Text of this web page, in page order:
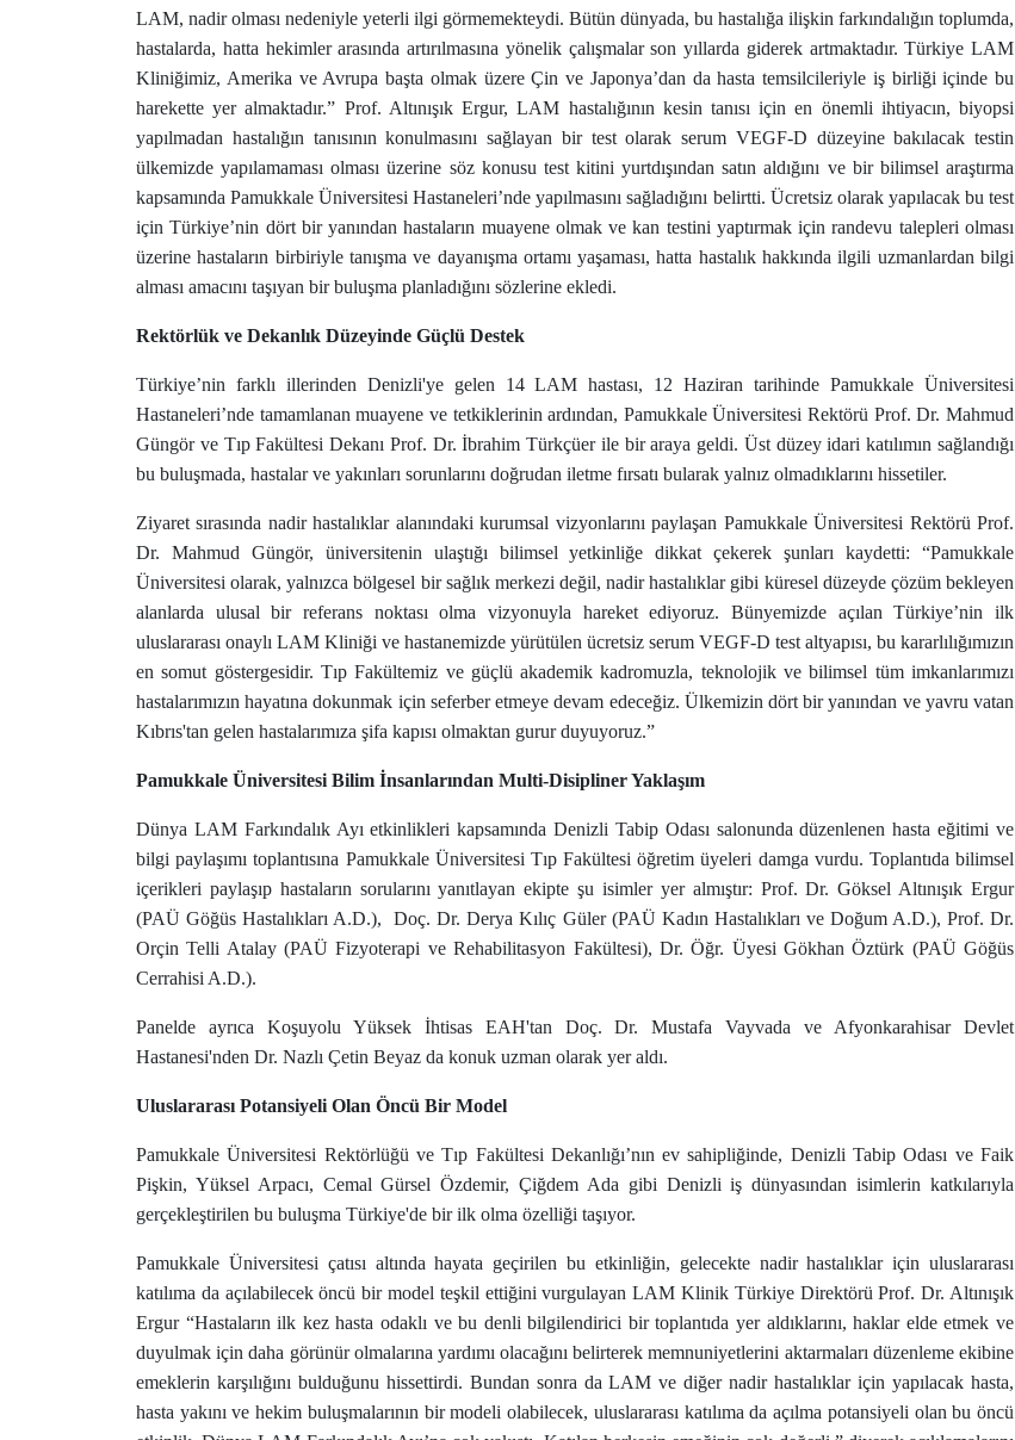
LAM, nadir olması nedeniyle yeterli ilgi görmemekteydi. Bütün dünyada, bu hastalığa ilişkin farkındalığın toplumda,
hastalarda, hatta hekimler arasında artırılmasına yönelik çalışmalar son yıllarda giderek artmaktadır. Türkiye LAM
Kliniğimiz, Amerika ve Avrupa başta olmak üzere Çin ve Japonya’dan da hasta temsilcileriyle iş birliği içinde bu
harekette yer almaktadır.” Prof. Altınışık Ergur, LAM hastalığının kesin tanısı için en önemli ihtiyacın, biyopsi
yapılmadan hastalığın tanısının konulmasını sağlayan bir test olarak serum VEGF-D düzeyine bakılacak testin
ülkemizde yapılamaması olması üzerine söz konusu test kitini yurtdışından satın aldığını ve bir bilimsel araştırma
kapsamında Pamukkale Üniversitesi Hastaneleri’nde yapılmasını sağladığını belirtti. Ücretsiz olarak yapılacak bu test
için Türkiye’nin dört bir yanından hastaların muayene olmak ve kan testini yaptırmak için randevu talepleri olması
üzerine hastaların birbiriyle tanışma ve dayanışma ortamı yaşaması, hatta hastalık hakkında ilgili uzmanlardan bilgi
alması amacını taşıyan bir buluşma planladığını sözlerine ekledi.
Rektörlük ve Dekanlık Düzeyinde Güçlü Destek
Türkiye’nin farklı illerinden Denizli'ye gelen 14 LAM hastası, 12 Haziran tarihinde Pamukkale Üniversitesi
Hastaneleri’nde tamamlanan muayene ve tetkiklerinin ardından, Pamukkale Üniversitesi Rektörü Prof. Dr. Mahmud
Güngör ve Tıp Fakültesi Dekanı Prof. Dr. İbrahim Türkçüer ile bir araya geldi. Üst düzey idari katılımın sağlandığı
bu buluşmada, hastalar ve yakınları sorunlarını doğrudan iletme fırsatı bularak yalnız olmadıklarını hissetiler.
Ziyaret sırasında nadir hastalıklar alanındaki kurumsal vizyonlarını paylaşan Pamukkale Üniversitesi Rektörü Prof.
Dr. Mahmud Güngör, üniversitenin ulaştığı bilimsel yetkinliğe dikkat çekerek şunları kaydetti: “Pamukkale
Üniversitesi olarak, yalnızca bölgesel bir sağlık merkezi değil, nadir hastalıklar gibi küresel düzeyde çözüm bekleyen
alanlarda ulusal bir referans noktası olma vizyonuyla hareket ediyoruz. Bünyemizde açılan Türkiye’nin ilk
uluslararası onaylı LAM Kliniği ve hastanemizde yürütülen ücretsiz serum VEGF-D test altyapısı, bu kararlılığımızın
en somut göstergesidir. Tıp Fakültemiz ve güçlü akademik kadromuzla, teknolojik ve bilimsel tüm imkanlarımızı
hastalarımızın hayatına dokunmak için seferber etmeye devam edeceğiz. Ülkemizin dört bir yanından ve yavru vatan
Kıbrıs'tan gelen hastalarımıza şifa kapısı olmaktan gurur duyuyoruz.”
Pamukkale Üniversitesi Bilim İnsanlarından Multi-Disipliner Yaklaşım
Dünya LAM Farkındalık Ayı etkinlikleri kapsamında Denizli Tabip Odası salonunda düzenlenen hasta eğitimi ve
bilgi paylaşımı toplantısına Pamukkale Üniversitesi Tıp Fakültesi öğretim üyeleri damga vurdu. Toplantıda bilimsel
içerikleri paylaşıp hastaların sorularını yanıtlayan ekipte şu isimler yer almıştır: Prof. Dr. Göksel Altınışık Ergur
(PAÜ Göğüs Hastalıkları A.D.), Doç. Dr. Derya Kılıç Güler (PAÜ Kadın Hastalıkları ve Doğum A.D.), Prof. Dr.
Orçin Telli Atalay (PAÜ Fizyoterapi ve Rehabilitasyon Fakültesi), Dr. Öğr. Üyesi Gökhan Öztürk (PAÜ Göğüs
Cerrahisi A.D.).
Panelde ayrıca Koşuyolu Yüksek İhtisas EAH'tan Doç. Dr. Mustafa Vayvada ve Afyonkarahisar Devlet
Hastanesi'nden Dr. Nazlı Çetin Beyaz da konuk uzman olarak yer aldı.
Uluslararası Potansiyeli Olan Öncü Bir Model
Pamukkale Üniversitesi Rektörlüğü ve Tıp Fakültesi Dekanlığı’nın ev sahipliğinde, Denizli Tabip Odası ve Faik
Pişkin, Yüksel Arpacı, Cemal Gürsel Özdemir, Çiğdem Ada gibi Denizli iş dünyasından isimlerin katkılarıyla
gerçekleştirilen bu buluşma Türkiye'de bir ilk olma özelliği taşıyor.
Pamukkale Üniversitesi çatısı altında hayata geçirilen bu etkinliğin, gelecekte nadir hastalıklar için uluslararası
katılıma da açılabilecek öncü bir model teşkil ettiğini vurgulayan LAM Klinik Türkiye Direktörü Prof. Dr. Altınışık
Ergur “Hastaların ilk kez hasta odaklı ve bu denli bilgilendirici bir toplantıda yer aldıklarını, haklar elde etmek ve
duyulmak için daha görünür olmalarına yardımı olacağını belirterek memnuniyetlerini aktarmaları düzenleme ekibine
emeklerin karşılığını bulduğunu hissettirdi. Bundan sonra da LAM ve diğer nadir hastalıklar için yapılacak hasta,
hasta yakını ve hekim buluşmalarının bir modeli olabilecek, uluslararası katılıma da açılma potansiyeli olan bu öncü